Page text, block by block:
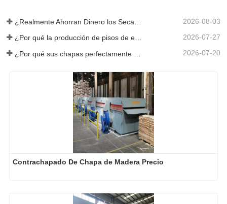
2026-08-03
¿Por qué la producción de pisos de eucalipto necesita un secador de chapas? 2026-07-27
2026-07-20
Contrachapado De Chapa de Madera Precio